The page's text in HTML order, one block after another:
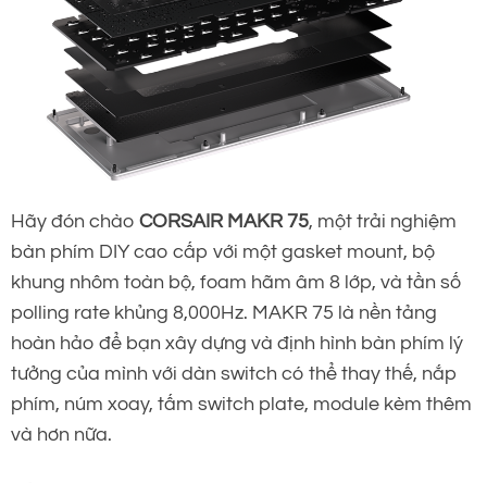
Hãy đón chào CORSAIR MAKR 75, một trải nghiệm
bàn phím DIY cao cấp với một gasket mount, bộ
khung nhôm toàn bộ, foam hãm âm 8 lớp, và tần số
polling rate khủng 8,000Hz. MAKR 75 là nền tảng
hoàn hảo để bạn xây dựng và định hình bàn phím lý
tưởng của mình với dàn switch có thể thay thế, nắp
phím, núm xoay, tấm switch plate, module kèm thêm
và hơn nữa.